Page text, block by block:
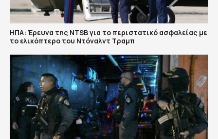
ΗΠΑ: Έρευνα της NTSB για το περιστατικό ασφαλείας με
το ελικόπτερο του Ντόναλντ Τραμπ